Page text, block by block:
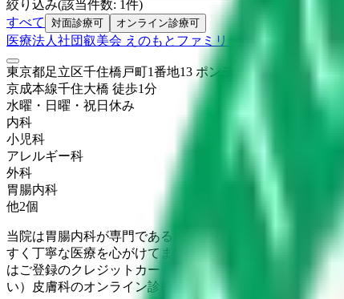
絞り込み(該当件数: 1件)
すべて
対面診療可 オンライン診療可
医療法人社団叡美会 えのもとファミリークリニック
東京都足立区千住橋戸町1番地13 ポンテポルタ千住4階
京成本線千住大橋 徒歩1分
水曜・日曜・祝日 休み
内科
小児科
アレルギー科
外科
胃腸内科
他2個
当院は胃腸内科が専門である院長と、女性の皮膚科専門
すく丁寧な医療を心がけてまいります。些細な事でもご
はご登録のクレジットカードでのご精算になります。保
い）皮膚科のオンライン診療は休止中です。